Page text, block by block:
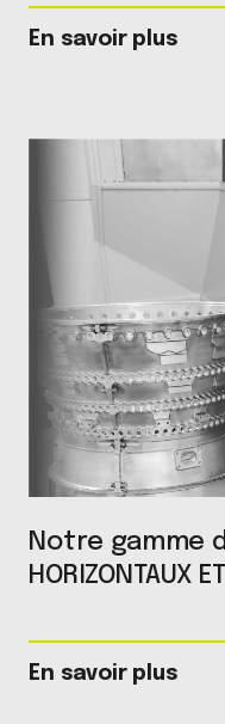
En savoir plus
Notre gamme
HORIZONTAUX
En savoir plus